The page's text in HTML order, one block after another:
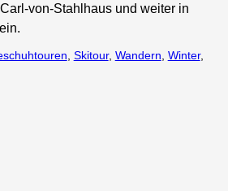
von-Stahlhaus und weiter in
Skitour, Wandern Winter